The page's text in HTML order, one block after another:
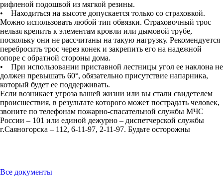
рифленой подошвой из мягкой резины.
• Находиться на высоте допускается только со страховкой.
Можно использовать любой тип обвязки. Страховочный трос
нельзя крепить к элементам кровли или дымовой трубе,
поскольку они не рассчитаны на такую нагрузку. Рекомендуется
перебросить трос через конек и закрепить его на надежной
опоре с обратной стороны дома.
• При использовании приставной лестницы угол ее наклона не
должен превышать 60°, обязательно присутствие напарника,
который будет ее поддерживать.
Если возникает угроза вашей жизни или вы стали свидетелем
происшествия, в результате которого может пострадать человек,
звоните по телефонам пожарно-спасательной службы МЧС
России – 101 или единой дежурно – диспетчерской службы
г.Саяногорска – 112, 6-11-97, 2-11-97. Будьте осторожны
Все документы